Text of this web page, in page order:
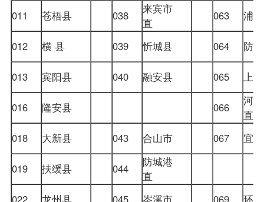
011 苍梧县 038
来宾市
直
063 浦
012 横 县 039 忻城县 064 防
013 宾阳县 040 融安县 065 上
016 隆安县 066
河
直
018
大新县 043 合山市 067 宜
019 扶缓县 044
防城港
直
022
龙州县 045 岑溪市 069 环